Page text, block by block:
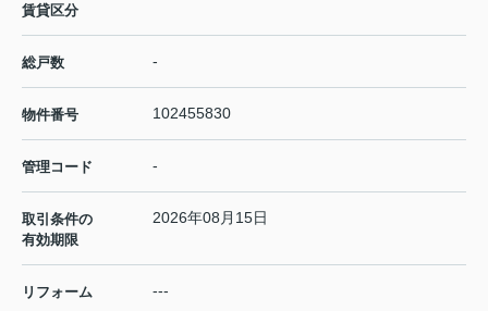
賃貸区分
総戸数 -
物件番号 102455830
管理コード -
取引条件の
有効期限
2026年08月15日
リフォーム ---